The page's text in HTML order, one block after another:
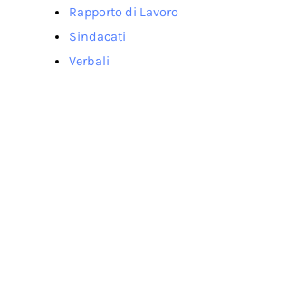
Rapporto di Lavoro
Sindacati
Verbali